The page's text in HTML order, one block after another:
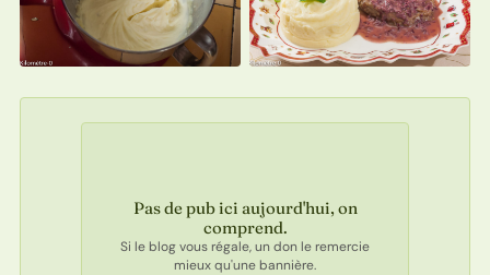
Pas de pub ici aujourd'hui, on
comprend.
Si le blog vous régale, un don le remercie
mieux qu'une bannière.